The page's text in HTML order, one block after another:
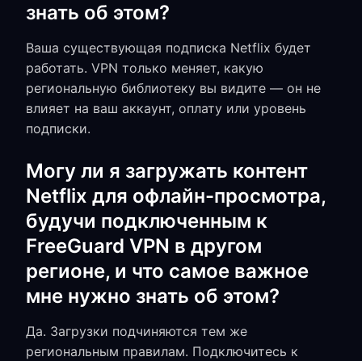
знать об этом?
Ваша существующая подписка Netflix будет
работать. VPN только меняет, какую
региональную библиотеку вы видите — он не
влияет на ваш аккаунт, оплату или уровень
подписки.
Могу ли я загружать контент
Netflix для офлайн-просмотра,
будучи подключенным к
FreeGuard VPN в другом
регионе, и что самое важное
мне нужно знать об этом?
Да. Загрузки подчиняются тем же
региональным правилам. Подключитесь к